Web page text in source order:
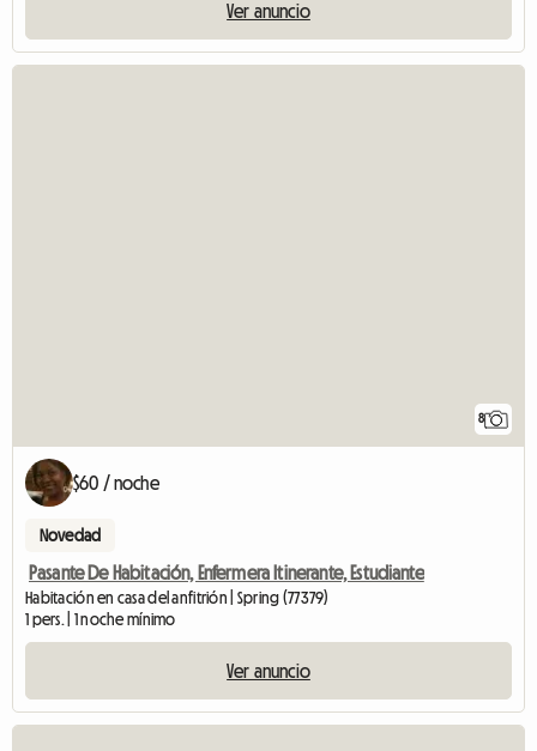
Ver anuncio
8
$60 / noche
Novedad
Pasante De Habitación, Enfermera Itinerante, Estudiante
Habitación en casa del anfitrión | Spring (77379)
1 pers. | 1 noche mínimo
Ver anuncio